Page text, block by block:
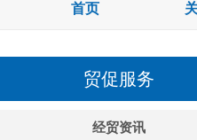
首页
贸促服务
经贸资讯